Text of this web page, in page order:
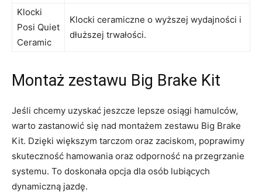
Klocki
Posi Quiet
Ceramic
Klocki ceramiczne ⁤o wyższej wydajności i
dłuższej trwałości.
Montaż zestawu Big Brake⁤ Kit
Jeśli⁢ chcemy uzyskać jeszcze‌ lepsze osiągi hamulców,
warto zastanowić się nad montażem zestawu ⁣Big Brake
Kit. Dzięki większym⁤ tarczom oraz zaciskom, poprawimy
skuteczność hamowania oraz odporność na przegrzanie
systemu. To doskonała opcja dla osób lubiących
dynamiczną jazdę.